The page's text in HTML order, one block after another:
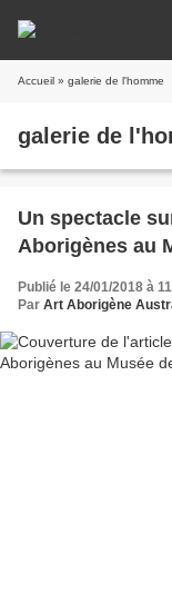
Accueil » galerie de l'homme
galerie de
Un spectacle
Aborigènes au
Publié le 24/01/2018 à
Par Art Aborigène